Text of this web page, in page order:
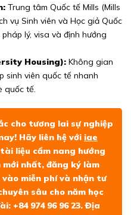
Trung tâm Quốc tế Mills (Mills
vụ Sinh viên và Học giả Quốc
lý, visa và định hướng
Housing): Không gian
sinh viên quốc tế nhanh
quốc tế.
cho tương lai sự nghiệp
Hãy liên hệ với iae
liệu cẩm nang hướng
nhất, đăng ký làm
miễn phí và nhận tư
sâu cho năm học
+84 974 96 96 23. Địa